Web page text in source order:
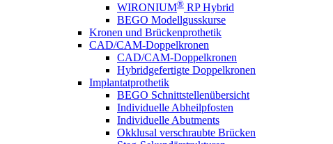
WIRONIUM® RP Hybrid
BEGO Modellgusskurse
Kronen und Brückenprothetik
CAD/CAM-Doppelkronen
CAD/CAM-Doppelkronen
Hybridgefertigte Doppelkronen
Implantatprothetik
BEGO Schnittstellenübersicht
Individuelle Abheilpfosten
Individuelle Abutments
Okklusal verschraubte Brücken